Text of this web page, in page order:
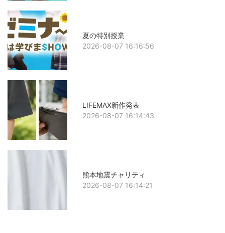
夏の特別授業
2026-08-07 16:16:56
LIFEMAX新作発表
2026-08-07 16:14:43
熊本地震チャリティ
2026-08-07 16:14:21